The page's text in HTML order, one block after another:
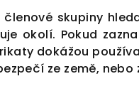
členové skupiny
okolí. Pokud
dokážou
ze země, nebo